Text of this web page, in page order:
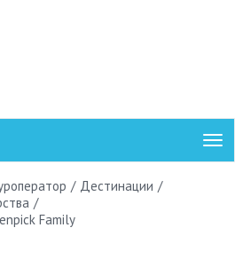
/ Дестинации /
/
Family